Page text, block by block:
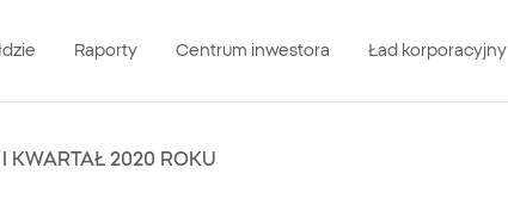
Raporty Centrum inwestora Ład korporacyjny
KWARTAŁ 2020 ROKU